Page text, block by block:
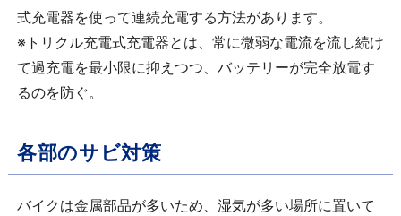
式充電器を使って連続充電する方法があります。
※トリクル充電式充電器とは、常に微弱な電流を流し続け
て過充電を最小限に抑えつつ、バッテリーが完全放電す
るのを防ぐ。
各部のサビ対策
バイクは金属部品が多いため、湿気が多い場所に置いて